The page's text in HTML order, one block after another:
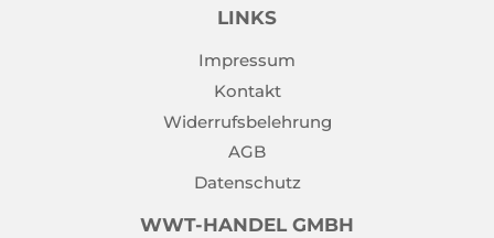
LINKS
Impressum
Kontakt
Widerrufsbelehrung
AGB
Datenschutz
WWT-HANDEL GMBH